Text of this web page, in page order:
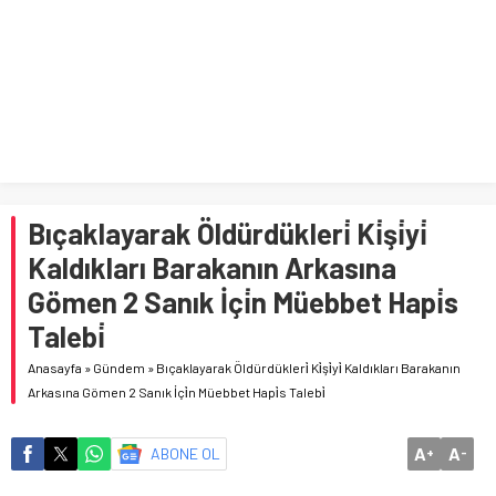
Bıçaklayarak Öldürdükleri̇ Ki̇şi̇yi̇
Kaldıkları Barakanın Arkasına
Gömen 2 Sanık İçi̇n Müebbet Hapi̇s
Talebi̇
Anasayfa » Gündem » Bıçaklayarak Öldürdükleri̇ Ki̇şi̇yi̇ Kaldıkları Barakanın
Arkasına Gömen 2 Sanık İçi̇n Müebbet Hapi̇s Talebi̇
ABONE OL A+ A-